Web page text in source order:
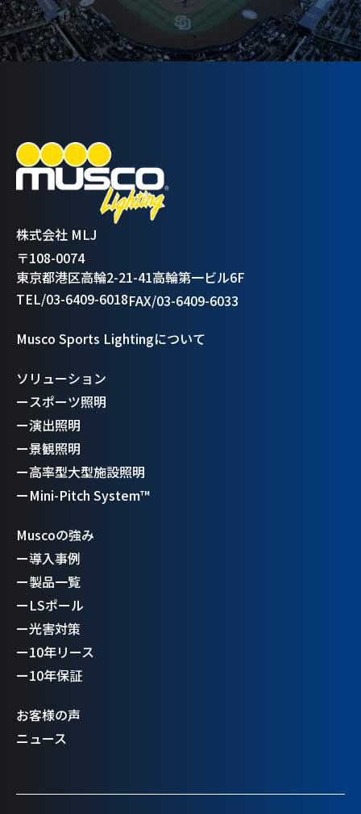
株式会社 MLJ
〒108-0074
東京都港区高輪2-21-41高輪第一ビル6F
TEL/03-6409-6018FAX/03-6409-6033
Musco Sports Lightingについて
ソリューション
ースポーツ照明
ー演出照明
ー景観照明
ー高率型大型施設照明
ーMini-Pitch System™
Muscoの強み
ー導入事例
ー製品一覧
ーLSポール
ー光害対策
ー10年リース
ー10年保証
お客様の声
ニュース